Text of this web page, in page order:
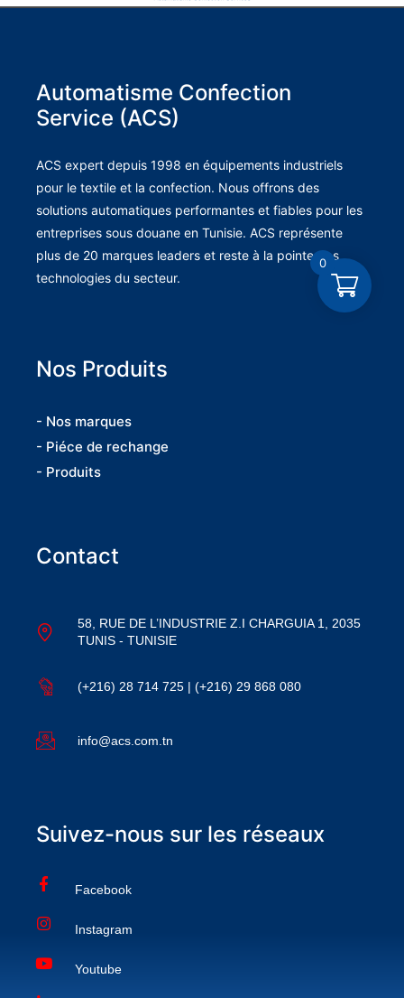
Automatisme Confection
Service (ACS)
ACS expert depuis 1998 en équipements industriels
pour le textile et la confection. Nous offrons des
solutions automatiques performantes et fiables pour les
entreprises sous douane en Tunisie. ACS représente
plus de 20 marques leaders et reste à la pointe des
technologies du secteur.
Nos Produits
- Nos marques
- Piéce de rechange
- Produits
Contact
58, RUE DE L’INDUSTRIE Z.I CHARGUIA 1, 2035
TUNIS - TUNISIE
(+216) 28 714 725 | (+216) 29 868 080
info@acs.com.tn
Suivez-nous sur les réseaux
Facebook
Instagram
Youtube
0